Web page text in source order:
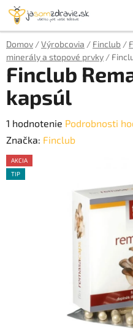
Prejsť
obsah
Domov /Výrobcovia / Finclub /
minerály a stopové prvky /
Finclub
kapsúl
Priemerné
hodnotenie
produktu
je
1 hodnotenie Podrobnosti
Značka: Finclub
AKCIA
TIP